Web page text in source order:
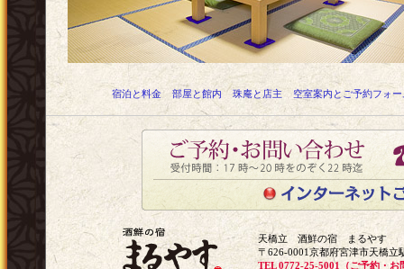
宿泊と料金 部屋と館内 珠庵と店主 空室案内とご予約フォー
天橋立 酒鮮の宿 まるやす
〒626-0001京都府宮津市天橋立
TEL 0772-25-5001（ご予約・お